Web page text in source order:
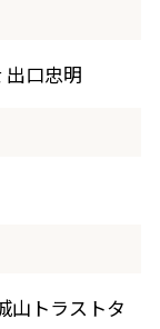
口忠明
山トラストタ